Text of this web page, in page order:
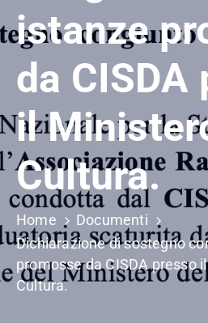
istanze
da CISDA
il
Cultura.
Home
Documenti
Dichiarazione di sostegno
promosse da CISDA presso
Cultura.